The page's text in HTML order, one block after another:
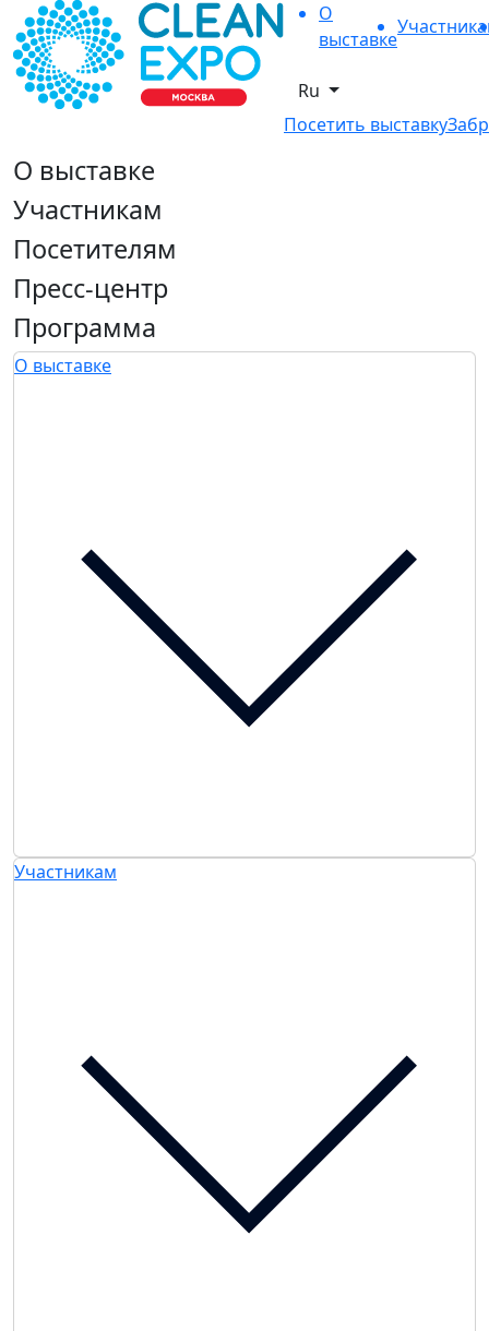
О
выставке
Ru
Посетить выставку
О выставке
Участникам
Посетителям
Пресс-центр
Программа
О выставке
Участникам